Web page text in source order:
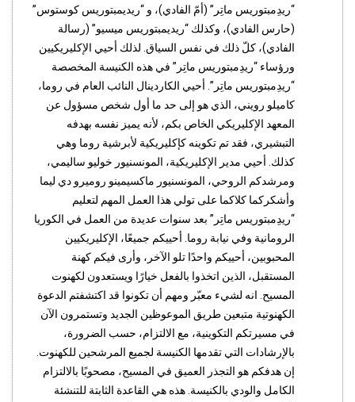
“ريدِمبتوريس ماتِر” (أمّ الفادي)، و “ريديمبتوريس كوستوس”
(حارس الفادي)، وكذلك “ريديمبتوريس ميسيو” (رسالة
الفادي)، كلّ ذلك في نفس السياق. لذلك أحيي الإكليريكيين
ورؤساء “ريدِمبتوريس ماتِر” في هذه الكنيسة المخصصة
“ريدِمبتوريس ماتِر”. أحيي الكاردينال النائب العام في روما،
كاميلو رويني، الذي هو إلى حد ما أول شخص مسؤول عن
المعهد الإكليريكي الخاص بكم، لأنه يميز نفسه بهدفه
التبشيري، فقد تم تكوينه كإكليريكية لأبرشية روما وهي
كذلك. أحيي مدير الإكليريكية، المونسنيور خوليو ساليمي،
ومرشدكم الروحي، المونسنيور ماكسيمينو روميرو دي ليما
وأشكركما كلاكما على تولي هذا العمل المهم لتعليم
“ريدِمبتوريس ماتِر” بعد سنوات عديدة من العمل في الكوريا
الرومانية وفي نيابة روما. أحييكم جميعًا، الإكليريكيين
المحبوبين، أحييكم واحدًا تلو الآخر، وأرى فيكم كهنة
المستقبل، الذين اتخذوا بالفعل خيارًا ويستعدون لكهنوت
المسيح. انه لشيء معبّر ومهم أن تكونوا قد اكتشفتم الدعوة
الكهنوتية متبعين طريق الموعوظين الجديد وتستمرون الآن
في مسيرتكم التكوينية، مع الالتزام، حسب الضرورة،
بالإرشادات التي تقدمها الكنيسة لجميع المرشحين للكهنوت.
إن هدفكم هو التجذر العميق في المسيح، مصحوبًا بالالتزام
الكامل والودي بالكنيسة. هذه هي القاعدة الثابتة للتنشئة